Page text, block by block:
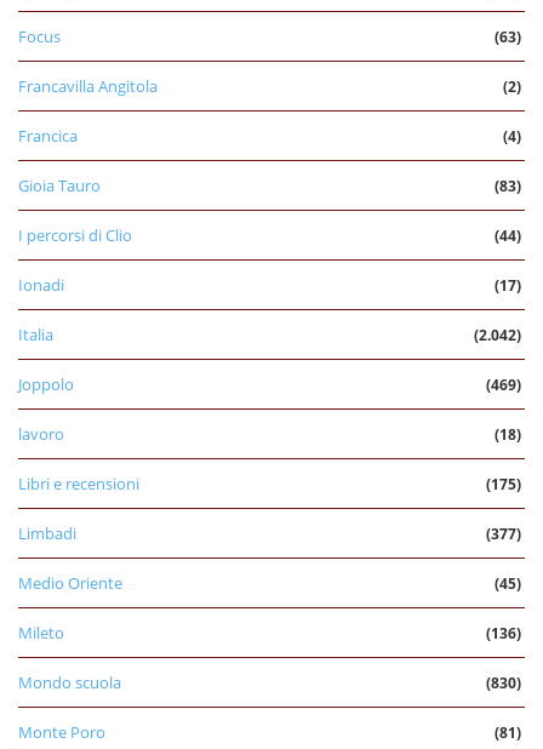
Focus (63)
Francavilla Angitola (2)
Francica (4)
Gioia Tauro (83)
I percorsi di Clio (44)
Ionadi (17)
Italia (2.042)
Joppolo (469)
lavoro (18)
Libri e recensioni (175)
Limbadi (377)
Medio Oriente (45)
Mileto (136)
Mondo scuola (830)
Monte Poro (81)